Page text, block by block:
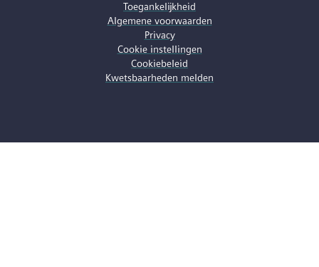
Toegankelijkheid
Algemene voorwaarden
Privacy
Cookie instellingen
Cookiebeleid
Kwetsbaarheden melden